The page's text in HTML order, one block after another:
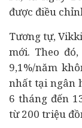
được điều
Tương tự,
mới. Theo
9,1%/năm
nhất tại ngân
6 tháng đến
từ 200 triệu